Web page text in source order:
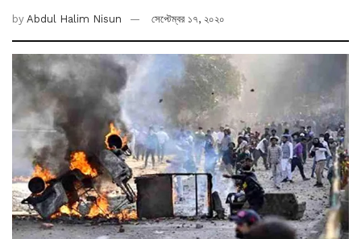
by Abdul Halim Nisun সেপ্টেম্বর ১৭, ২০২০